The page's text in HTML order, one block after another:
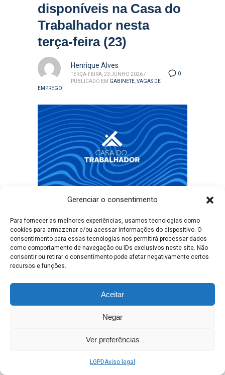
Gerenciar o consentimento
Para fornecer as melhores experiências, usamos tecnologias como
cookies para armazenar e/ou acessar informações do dispositivo. O
consentimento para essas tecnologias nos permitirá processar dados
como comportamento de navegação ou IDs exclusivos neste site. Não
consentir ou retirar o consentimento pode afetar negativamente certos
recursos e funções.
Aceitar
Negar
Ver preferências
LGPDAviso legal
disponíveis na Casa do
Trabalhador nesta
terça-feira (23)
0
Henrique Alves
TERÇA-FEIRA, 23 JUNHO 2026 /
PUBLICADO EM GABINETE VAGAS DE
EMPREGO
A Prefeitura de Três Lagoas e a Casa do
empregos disponíveis nesta terça-feira, 23
de junho de 2026. No total, são 131 vagas
em diversas áreas e diferentes níveis de
escolaridade. Importante destacar que para
a realização de entrevistas, os candidatos
deverão comparecer na Casa do
Trabalhador, à Rua Dr.